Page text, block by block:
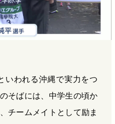
いわれる沖縄で実力をつ
そばには、中学生の頃か
チームメイトとして励ま